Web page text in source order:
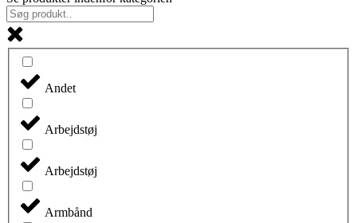
Andet
Arbejdstøj
Arbejdstøj
Armbånd